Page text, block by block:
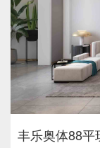
丰乐奥体88平